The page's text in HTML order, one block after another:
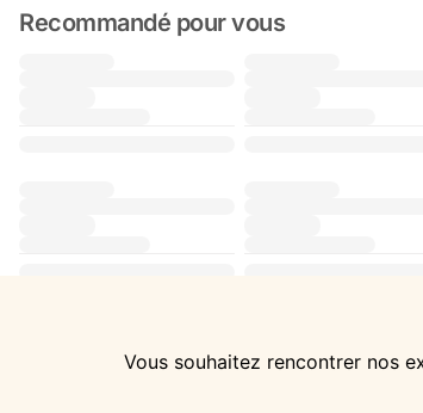
Recommandé pour vous
Vous souhaitez rencontrer nos